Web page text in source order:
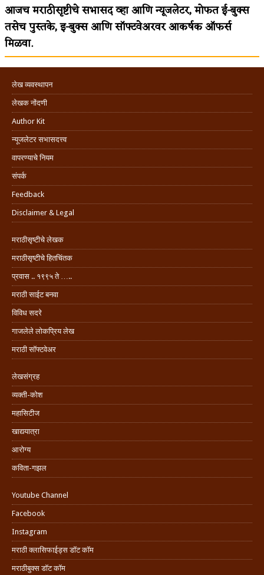
आजच मराठीसृष्टीचे सभासद व्हा आणि न्यूजलेटर, मोफत ई-बुक्स
तसेच पुस्तके, इ-बुक्स आणि सॉफ्टवेअरवर आकर्षक ऑफर्स
मिळवा.
लेख व्यवस्थापन
लेखक नोंदणी
Author Kit
न्यूजलेटर सभासदत्त्व
वापरण्याचे नियम
संपर्क
Feedback
Disclaimer & Legal
मराठीसृष्टीचे लेखक
मराठीसृष्टीचे हितचिंतक
प्रवास .. १९९५ ते …..
मराठी साईट बनवा
विविध सदरे
गाजलेले लोकप्रिय लेख
मराठी सॉफ्टवेअर
लेखसंग्रह
व्यक्ती-कोश
महासिटीज
खाद्ययात्रा
आरोग्य
कविता-गझल
Youtube Channel
Facebook
Instagram
मराठी क्लासिफाईड्स डॉट कॉम
मराठीबुक्स डॉट कॉम